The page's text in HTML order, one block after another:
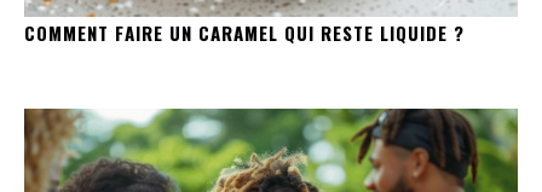
COMMENT FAIRE UN CARAMEL QUI RESTE LIQUIDE ?